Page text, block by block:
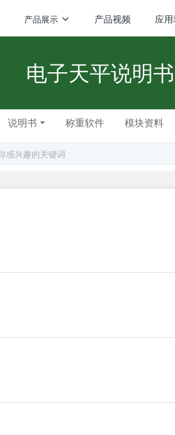
产品展示 产品视频 应
电子天平说明书
说明书 称重软件 模块资料